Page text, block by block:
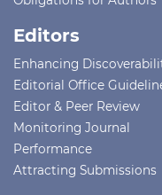
Editors
Enhancing
Editorial Office
Editor & Peer Review
Monitoring Journal
Performance
Attracting Submissions